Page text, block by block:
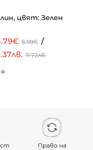
цвят: Зелен
5.99€ /
11.72лв.
Право на